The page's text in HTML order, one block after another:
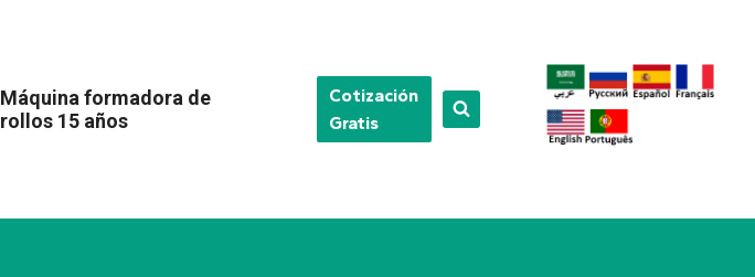
Máquina formadora de
rollos 15 años
Cotización
Gratis